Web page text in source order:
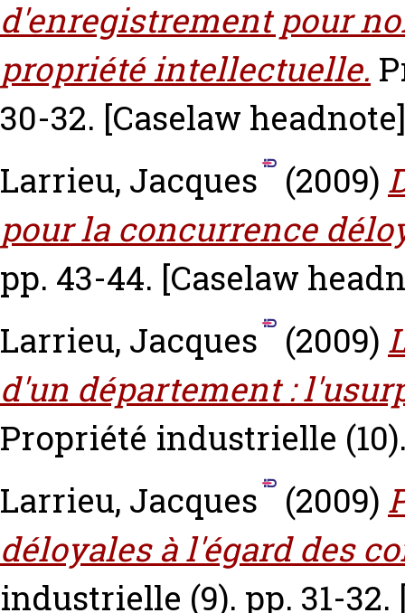
d'enregistrement pour
propriété intellectuelle.
30-32. [Caselaw headnote]
Larrieu, Jacques
(2009)
pour la concurrence
pp. 43-44. [Caselaw
Larrieu, Jacques
(2009)
d'un département :
Propriété industrielle
Larrieu, Jacques
(2009)
déloyales à l'égard des
industrielle (9). pp. 31-32.